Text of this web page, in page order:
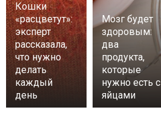
Кошки
«расцветут»:
эксперт
рассказала,
что нужно
делать
каждый
день
Мозг будет
здоровым:
два
продукта,
которые
нужно есть с
яйцами